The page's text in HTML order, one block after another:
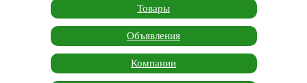
Товары
Объявления
Компании